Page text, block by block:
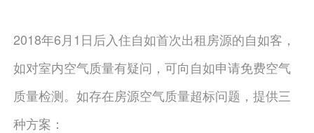
2018年6月1日后入住自如首次出租房源的自如客，
如对室内空气质量有疑问，可向自如申请免费空气
质量检测。如存在房源空气质量超标问题，提供三
种方案：